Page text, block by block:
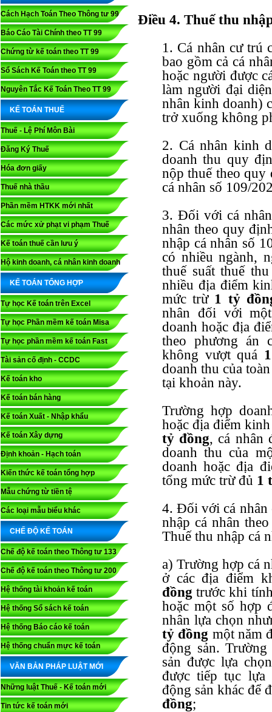
Cách Hạch Toán Theo Thông tư 99
Báo Cáo Tài Chính theo TT 99
Chứng từ kế toán theo TT 99
Sổ Sách Kế Toán theo TT 99
Nguyên Tắc Kế Toán Theo TT 99
KẾ TOÁN THUẾ
Thuế - Lệ Phí Môn Bài
Đăng Ký Thuế
Hóa đơn giấy
Thuế nhà thầu
Phần mềm HTKK mới nhất
Các mức xử phạt vi phạm Thuế
Kế toán thuế cần lưu ý
Hộ kinh doanh, cá nhân kinh doanh
KẾ TOÁN TỔNG HỢP
Tự học Kế toán trên Excel
Tự học Phần mềm kế toán Misa
Tự học phần mềm kế toán Fast
Tài sản cố định - CCDC
Kế toán kho
Kế toán bán hàng
Kế toán Xuất - Nhập khẩu
Kế toán Xây dựng
Định khoản - Hạch toán
Kiến thức kế toán tổng hợp
Mẫu chứng từ tiền tệ
Các loại mẫu biểu khác
CHẾ ĐỘ KẾ TOÁN
Chế độ kế toán theo Thông tư 133
Chế độ kế toán theo Thông tư 200
Hệ thống tài khoản kế toán
Hệ thống Sổ sách kế toán
Hệ thống Báo cáo kế toán
Hệ thống chuẩn mực kế toán
VĂN BẢN PHÁP LUẬT MỚI
Những luật Thuế - Kế toán mới
Tin tức kế toán mới
Điều 4. Thuế thu
1. Cá nhân cư trú
bao gồm cả cá
hoặc người được
làm người đại
nhân kinh doanh)
trở xuống không
2. Cá nhân kinh
doanh thu quy
nộp thuế theo
cá nhân số 109/
3. Đối với cá
nhân theo quy
nhập cá nhân số
có nhiều ngành,
thuế suất thuế
nhiều địa điểm
mức trừ 1 tỷ
nhân đối với
doanh hoặc địa
theo phương án
không vượt quá
doanh thu của
tại khoản này.
Trường hợp
hoặc địa điểm
tỷ đồng, cá nhân
doanh thu của
doanh hoặc địa
tổng mức trừ đủ 1
4. Đối với cá nhân
nhập cá nhân
Thuế thu nhập cá
a) Trường hợp cá
ở các địa điểm
đồng trước khi
hoặc một số hợp
nhân lựa chọn
tỷ đồng một năm
động sản.
sản được lựa
được tiếp tục lựa
động sản khác để
đồng;